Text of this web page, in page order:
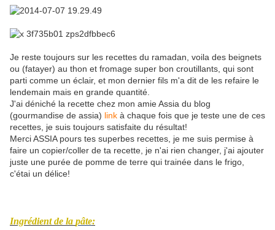
Je reste toujours sur les recettes du ramadan, voila des beignets
ou (fatayer) au thon et fromage super bon croutillants, qui sont
parti comme un éclair, et mon dernier fils m'a dit de les refaire le
lendemain mais en grande quantité.
J'ai déniché la recette chez mon amie Assia du blog
(gourmandise de assia) link à chaque fois que je teste une de ces
recettes, je suis toujours satisfaite du résultat!
Merci ASSIA pours tes superbes recettes, je me suis permise à
faire un copier/coller de ta recette, je n'ai rien changer, j'ai ajouter
juste une purée de pomme de terre qui trainée dans le frigo,
c'étai un délice!
Ingrédient de la pâte: